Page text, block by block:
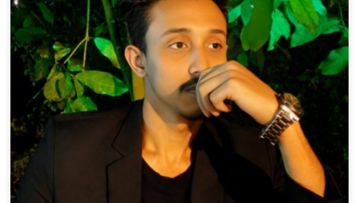
upload your own photo
100% FREE
×10 more visibility